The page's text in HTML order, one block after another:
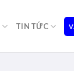
TIN TỨC